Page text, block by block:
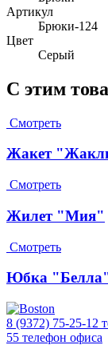
Артикул
Брюки-124
Цвет
Серый
С этим
Смотреть
Жакет
Смотреть
Жилет "Мия"
Смотреть
Юбка
8 (9372) 75-25-12
55 телефон офиса